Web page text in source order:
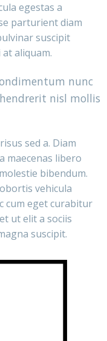
egestas a
parturient diam
suscipit
aliquam.
nunc
nisl mollis
sed a. Diam
maecenas libero
bibendum.
vehicula
cum eget curabitur
ut elit a sociis
suscipit.